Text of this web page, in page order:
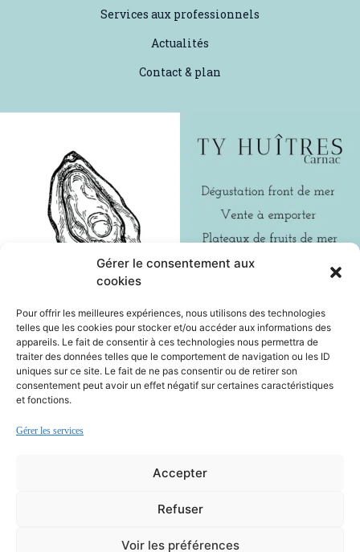
Gérer le consentement aux
cookies
Pour offrir les meilleures expériences, nous utilisons des technologies
telles que les cookies pour stocker et/ou accéder aux informations des
appareils. Le fait de consentir à ces technologies nous permettra de
traiter des données telles que le comportement de navigation ou les ID
uniques sur ce site. Le fait de ne pas consentir ou de retirer son
consentement peut avoir un effet négatif sur certaines caractéristiques
et fonctions.
Gérer les services
Accepter
Refuser
Voir les préférences
Services aux professionnels
Actualités
Contact & plan
COORDONNÉES
Chemin de la Skopet Le Pô, 56340 Carnac
Mentions légales
Politique de cookies